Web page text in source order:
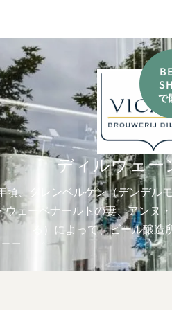
で
ディルウェー
頃、グレンベルゲン（デンデル
ウェーペナールトの妻、アンヌ
る）によって、ビール醸
男のプロスパー・デ・ウェペナ
後を継ぎ、1943年まで醸造所